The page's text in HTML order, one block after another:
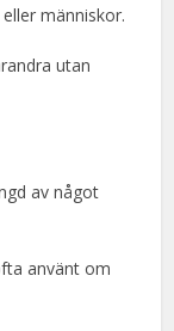
människor.
utan
av något
använt om